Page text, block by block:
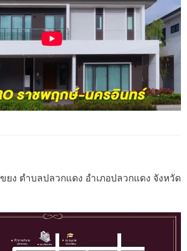
ยง ตำบลปลวกแดง อำเภอปลวกแดง จังหวัด